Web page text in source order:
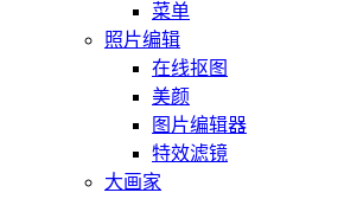
菜单
照片编辑
在线抠图
美颜
图片编辑器
特效滤镜
大画家